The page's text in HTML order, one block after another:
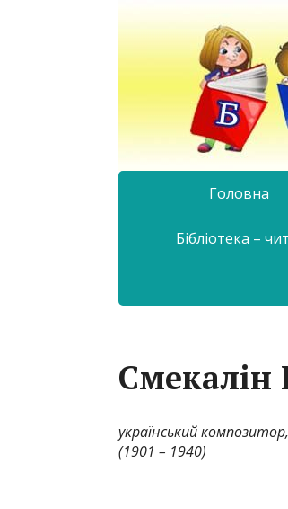
Головна
Бібліотека –
Смекалін
український
(1901 – 1940)